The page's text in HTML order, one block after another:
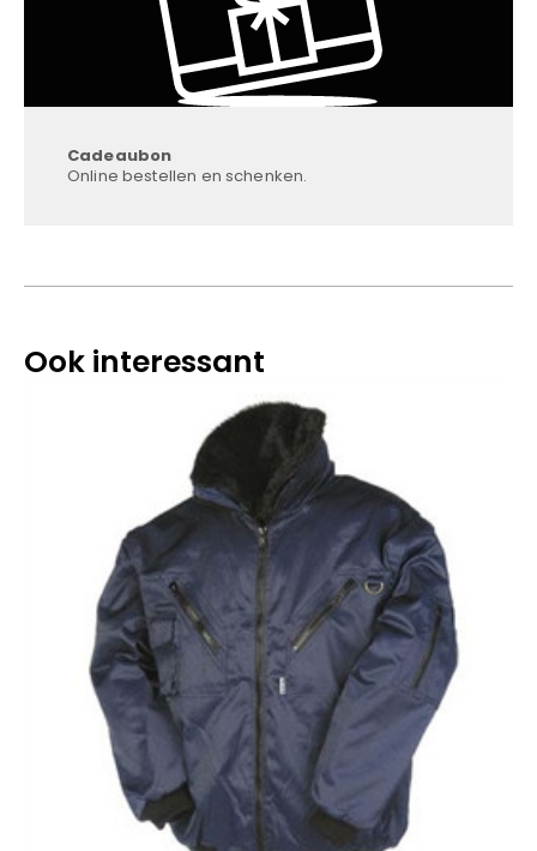
Cadeaubon
Online bestellen en schenken.
Ook interessant